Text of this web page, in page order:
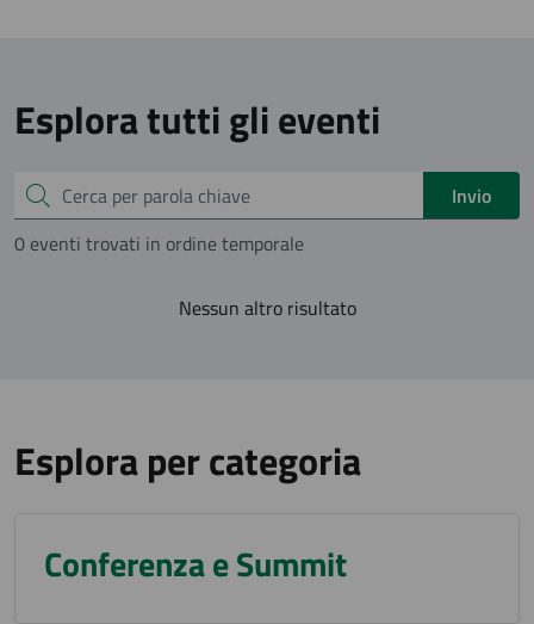
Esplora tutti gli eventi
Cerca
Invio
0 eventi trovati in ordine temporale
Nessun altro risultato
Esplora per categoria
Conferenza e Summit